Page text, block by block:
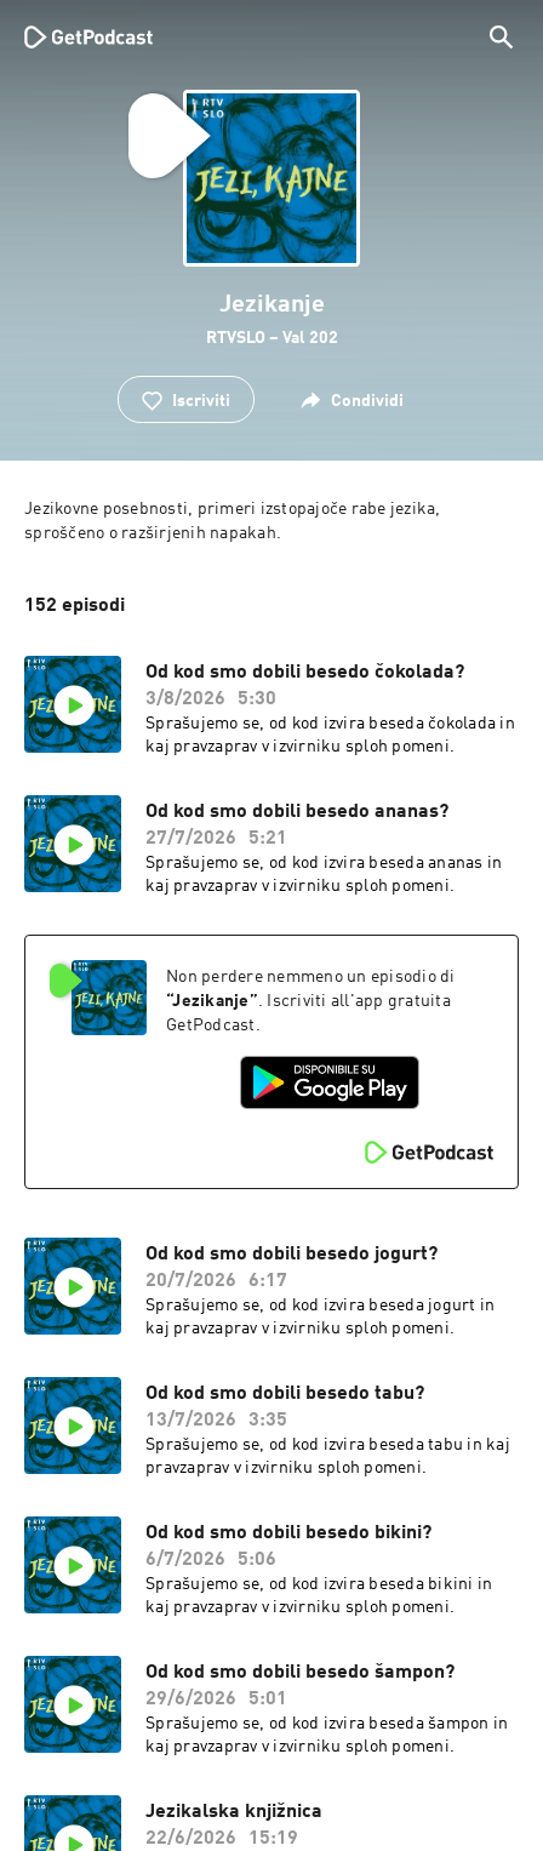
Jezikanje
RTVSLO – Val 202
Iscriviti Condividi
Jezikovne posebnosti, primeri izstopajoče rabe jezika,
sproščeno o razširjenih napakah.
152 episodi
Od kod smo dobili besedo čokolada?
3/8/2026
5:30
Sprašujemo se, od kod izvira beseda čokolada in
kaj pravzaprav v izvirniku sploh pomeni.
Od kod smo dobili besedo ananas?
27/7/2026
5:21
Sprašujemo se, od kod izvira beseda ananas in
kaj pravzaprav v izvirniku sploh pomeni.
Non perdere nemmeno un episodio di
“Jezikanje ”. Iscriviti all'app gratuita
GetPodcast.
Od kod smo dobili besedo jogurt?
20/7/2026
6:17
Sprašujemo se, od kod izvira beseda jogurt in
kaj pravzaprav v izvirniku sploh pomeni.
Od kod smo dobili besedo tabu?
13/7/2026
3:35
Sprašujemo se, od kod izvira beseda tabu in kaj
pravzaprav v izvirniku sploh pomeni.
Od kod smo dobili besedo bikini?
6/7/2026
5:06
Sprašujemo se, od kod izvira beseda bikini in
kaj pravzaprav v izvirniku sploh pomeni.
Od kod smo dobili besedo šampon?
29/6/2026
5:01
Sprašujemo se, od kod izvira beseda šampon in
kaj pravzaprav v izvirniku sploh pomeni.
Jezikalska knjižnica
22/6/2026
15:19